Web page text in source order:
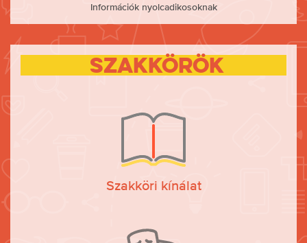
Információk nyolcadikosoknak
szakkörök
Szakköri kínálat